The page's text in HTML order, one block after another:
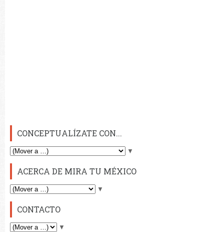
CONCEPTUALÍZATE CON...
▼
ACERCA DE MIRA TU MÉXICO
▼
CONTACTO
▼